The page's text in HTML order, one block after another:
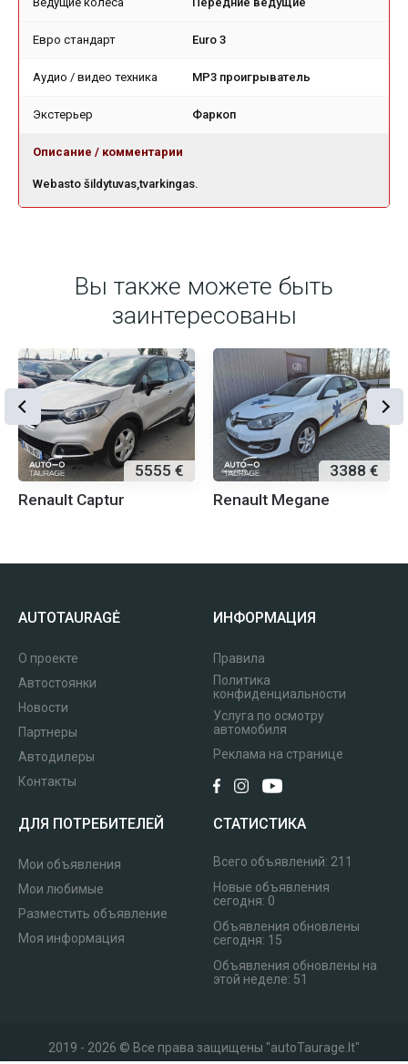
Евро стандарт Euro 3
Аудио / видео техника MP3 проигрыватель
Экстерьер Фаркоп
Описание / комментарии
Webasto šildytuvas,tvarkingas.
Вы также можете быть
заинтересованы
5555 €
Renault Captur
3388 €
Renault Megane
AUTOTAURAGĖ
О проекте
Автостоянки
Новости
Партнеры
Автодилеры
Контакты
ИНФОРМАЦИЯ
Правила
Политика
конфиденциальности
Услуга по осмотру
автомобиля
Реклама на странице
ДЛЯ ПОТРЕБИТЕЛЕЙ
Мои объявления
Мои любимые
Разместить объявление
Моя информация
СТАТИСТИКА
Всего объявлений: 211
Новые объявления
сегодня: 0
Объявления обновлены
сегодня: 15
Объявления обновлены на
этой неделе: 51
2019 - 2026 © Все права защищены "autoTaurage.lt"